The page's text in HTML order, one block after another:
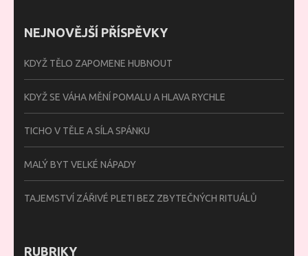
NEJNOVĚJŠÍ PŘÍSPĚVKY
KDYŽ TĚLO ZAPOMENE HUBNOUT
KDYŽ SE VÁHA MĚNÍ POMALU A HLAVA RYCHLE
TICHO V TĚLE A SÍLA SPÁNKU
MALÝ BYT VELKÉ NÁPADY
TAJEMSTVÍ ZÁŘIVÉ PLETI BEZ ZBYTEČNÝCH RITUÁLŮ
RUBRIKY